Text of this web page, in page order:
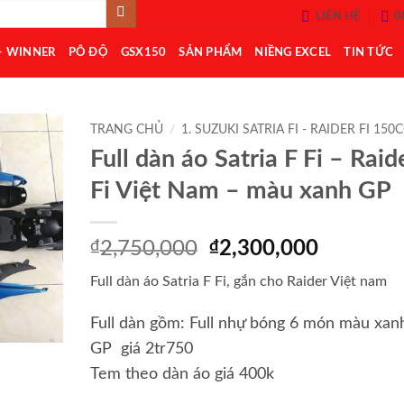
LIÊN HỆ
WINNER PÔ ĐỘ GSX150 SẢN PHẨM NIỀNG EXCEL TIN TỨC
Add to
Wishlist
TRANG CHỦ / 1. SUZUKI SATRIA FI - RAIDER FI
Full dàn áo Satria F Fi –
Fi Việt Nam – màu xanh GP
₫2,750,000 Giá
là:
₫2,750,000.
₫2,300,000Giá
tại
là:
Full dàn áo Satria F Fi, gắn cho Raider Việt nam
Full dàn gồm: Full nhự bóng 6 món màu
GP giá 2tr750
Tem theo dàn áo giá 400k